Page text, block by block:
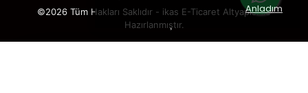
Anladım
©2026 Tüm Hakları Saklıdır - ikas E-Ticaret Altyapısı ile
Hazırlanmıştır.